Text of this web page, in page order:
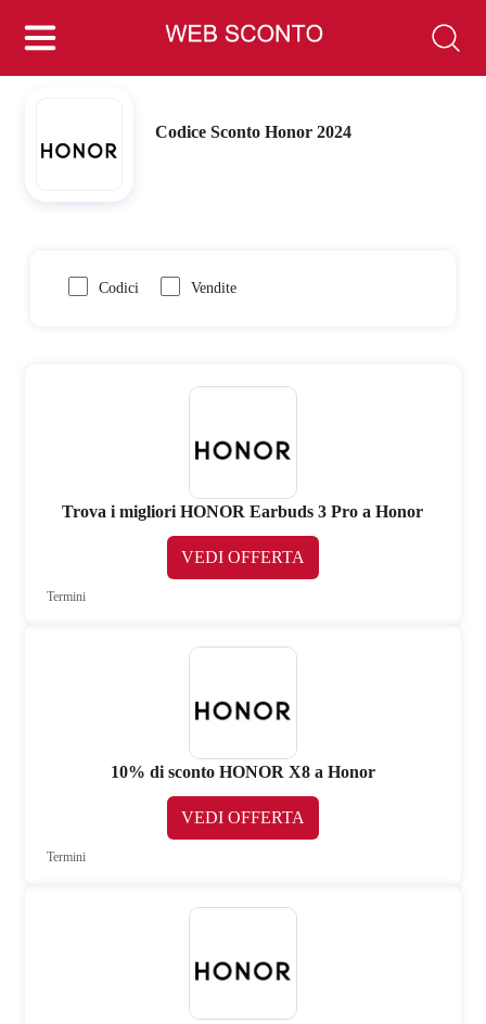
Codice Sconto Honor 2024
Codici Vendite
Trova i migliori HONOR Earbuds 3 Pro a Honor
VEDI OFFERTA
Termini
10% di sconto HONOR X8 a Honor
VEDI OFFERTA
Termini